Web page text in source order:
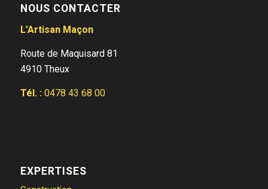
NOUS CONTACTER
L’Artisan Maçon
Route de Maquisard 81
4910 Theux
Tél. : 0478 43 68 00
EXPERTISES